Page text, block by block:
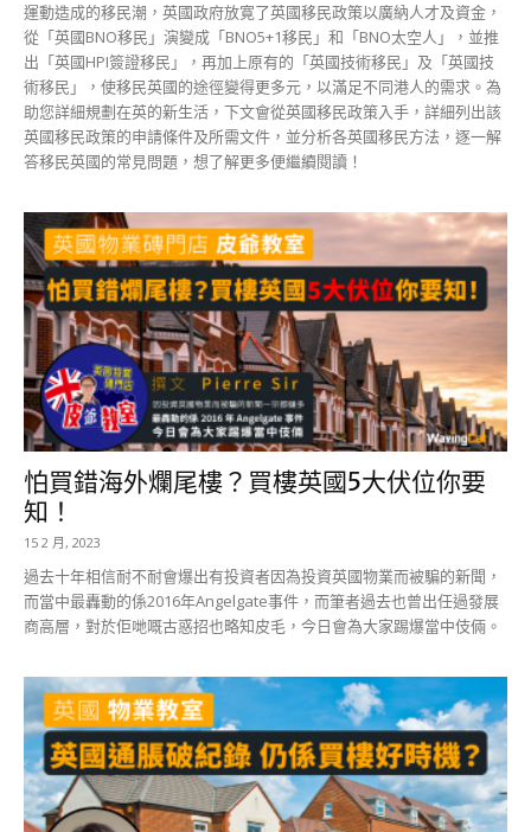
運動造成的移民潮，英國政府放寛了英國移民政策以廣納人才及資金，
從「英國BNO移民」演變成「BNO5+1移民」和「BNO太空人」，並推
出「英國HPI簽證移民」，再加上原有的「英國技術移民」及「英國技
術移民」，使移民英國的途徑變得更多元，以滿足不同港人的需求。為
助您詳細規劃在英的新生活，下文會從英國移民政策入手，詳細列出該
英國移民政策的申請條件及所需文件，並分析各英國移民方法，逐一解
答移民英國的常見問題，想了解更多便繼續閱讀！
怕買錯海外爛尾樓？買樓英國5大伏位你要
知！
15 2 月, 2023
過去十年相信耐不耐會爆出有投資者因為投資英國物業而被騙的新聞，
而當中最轟動的係2016年Angelgate事件，而筆者過去也曾出任過發展
商高層，對於佢哋嘅古惑招也略知皮毛，今日會為大家踢爆當中伎倆。